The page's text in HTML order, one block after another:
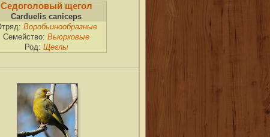
Седоголовый щегол
Carduelis caniceps
Воробьинообразные
Семейство: Вьюрковые
Род: Щеглы